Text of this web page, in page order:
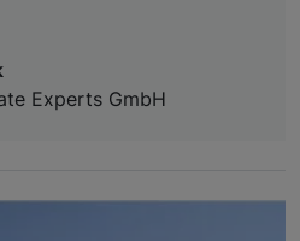
Experts GmbH